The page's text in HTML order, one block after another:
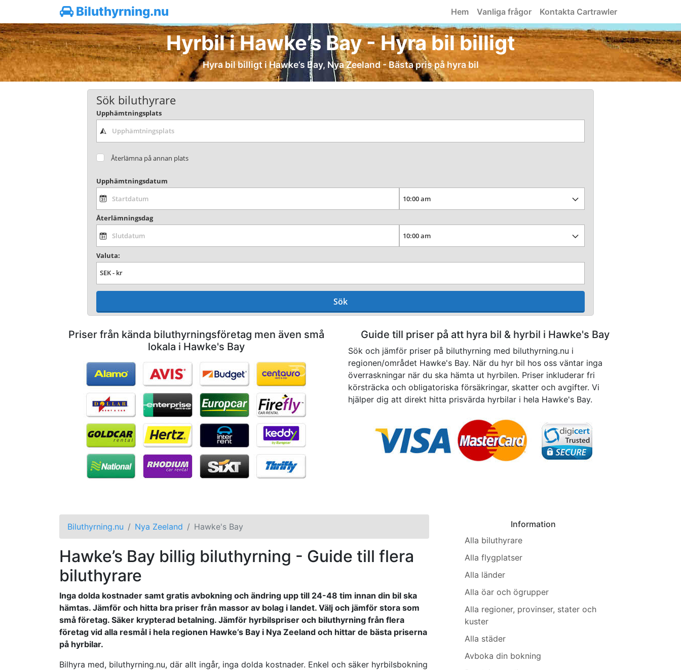
Biluthyrning.nu Hem Vanliga frågor Kontakta Cartrawler
Hyrbil i Hawke’s Bay - Hyra bil billigt
Hyra bil billigt i Hawke’s Bay, Nya Zeeland - Bästa pris på hyra bil
Sök biluthyrare
Upphämtningsplats
Återlämna på annan plats
Upphämtningsdatum
Återlämningsdag
Valuta:
Sök
Priser från kända biluthyrningsföretag men även små
lokala i Hawke's Bay
Guide till priser på att hyra bil & hyrbil i Hawke's Bay
Sök och jämför priser på biluthyrning med biluthyrning.nu i
regionen/området Hawke's Bay. När du hyr bil hos oss väntar inga
överraskningar när du ska hämta ut hyrbilen. Priser inkluderar fri
körsträcka och obligatoriska försäkringar, skatter och avgifter. Vi
hjälper dig att direkt hitta prisvärda hyrbilar i hela Hawke's Bay.
Biluthyrning.nu Nya Zeeland Hawke's Bay
Hawke’s Bay billig biluthyrning - Guide till flera
biluthyrare
Inga dolda kostnader samt gratis avbokning och ändring upp till 24-48 tim innan din bil ska
hämtas. Jämför och hitta bra priser från massor av bolag i landet. Välj och jämför stora som
små företag. Säker krypterad betalning. Jämför hyrbilspriser och biluthyrning från flera
företag vid alla resmål i hela regionen Hawke’s Bay i Nya Zeeland och hittar de bästa priserna
på hyrbilar.
Bilhyra med, biluthyrning.nu, där allt ingår, inga dolda kostnader. Enkel och säker hyrbilsbokning
Information
Alla biluthyrare
Alla flygplatser
Alla länder
Alla öar och ögrupper
Alla regioner, provinser, stater och
kuster
Alla städer
Avboka din bokning